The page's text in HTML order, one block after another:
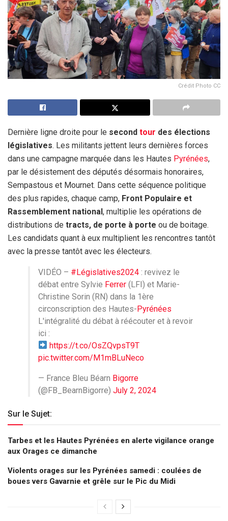
Crédit Photo CC
Dernière ligne droite pour le second tour des élections
législatives. Les militants jettent leurs dernières forces
dans une campagne marquée dans les Hautes Pyrénées,
par le désistement des députés désormais honoraires,
Sempastous et Mournet. Dans cette séquence politique
des plus rapides, chaque camp, Front Populaire et
Rassemblement national, multiplie les opérations de
distributions de tracts, de porte à porte ou de boitage.
Les candidats quant à eux multiplient les rencontres tantôt
avec la presse tantôt avec les électeurs.
VIDÉO – #Législatives2024 : revivez le
débat entre Sylvie Ferrer (LFI) et Marie-
Christine Sorin (RN) dans la 1ère
circonscription des Hautes-Pyrénées
L'intégralité du débat à réécouter et à revoir
ici :
https://t.co/OsZQvpsT9T
pic.twitter.com/M1mBLuNeco
— France Bleu Béarn Bigorre
(@FB_BearnBigorre) July 2, 2024
Sur le Sujet:
Tarbes et les Hautes Pyrénées en alerte vigilance orange
aux Orages ce dimanche
Violents orages sur les Pyrénées samedi : coulées de
boues vers Gavarnie et grêle sur le Pic du Midi